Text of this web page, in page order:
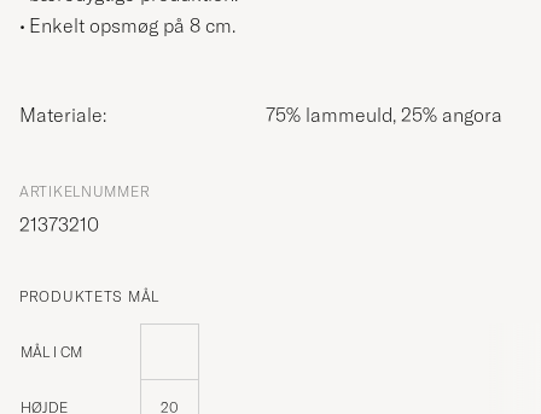
Enkelt opsmøg på 8 cm.
Materiale: 75% lammeuld, 25% angora
ARTIKELNUMMER
21373210
PRODUKTETS MÅL
MÅL I CM
HØJDE 20